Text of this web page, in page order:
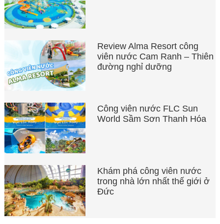
Review Alma Resort công
viên nước Cam Ranh – Thiên
đường nghỉ dưỡng
Công viên nước FLC Sun
World Sầm Sơn Thanh Hóa
Khám phá công viên nước
trong nhà lớn nhất thế giới ở
Đức